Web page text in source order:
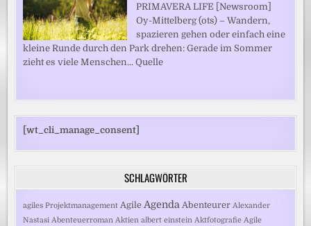
PRIMAVERA LIFE [Newsroom]
Oy-Mittelberg (ots) – Wandern,
spazieren gehen oder einfach eine
kleine Runde durch den Park drehen: Gerade im Sommer
zieht es viele Menschen... Quelle
[wt_cli_manage_consent]
SCHLAGWÖRTER
agiles Projektmanagement Agile Agenda Abenteurer Alexander
Nastasi Abenteuerroman Aktien albert einstein Aktfotografie Agile